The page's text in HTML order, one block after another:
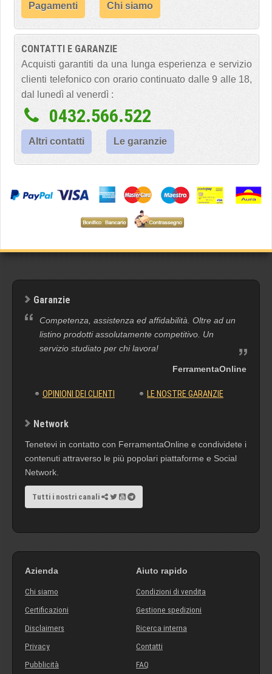
Pagamenti Chi siamo
CONTATTI E GARANZIE
Acquisti garantiti da una lunga esperienza e servizio
clienti telefonico con orario continuato dalle 9 alle 18,
dal lunedì al venerdì :
0432.566.522
Altri contatti Le garanzie
Garanzie
Competenza, assistenza ed affidabilità. Oltre ad un
listino prodotti assolutamente competitivo. Un
servizio studiato per chi lavora!
FerramentaOnline
OPINIONI DEI CLIENTI LE NOSTRE GARANZIE
Network
Tenetevi in contatto con FerramentaOnline e condividete i
contenuti attraverso le più popolari piattaforme e Social
Network.
Tutti i nostri canali
Azienda
Chi siamo
Certificazioni
Disclaimers
Privacy
Pubblicità
Aiuto rapido
Condizioni di vendita
Gestione spedizioni
Ricerca interna
Contatti
FAQ